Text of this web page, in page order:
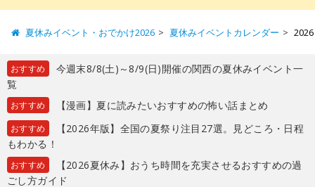
夏休みイベント・おでかけ2026 夏休みイベントカレンダー
おすすめ
今週末8/8(土)～8/9(日)開催の関西の夏休みイベント一
覧
おすすめ 【漫画】夏に読みたいおすすめの怖い話まとめ
おすすめ
【2026年版】全国の夏祭り注目27選。見どころ・日程
もわかる！
おすすめ
【2026夏休み】おうち時間を充実させるおすすめの過
ごし方ガイド